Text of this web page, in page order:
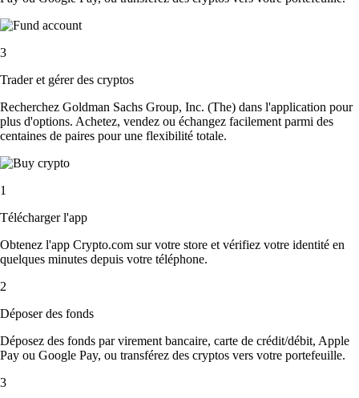
3
Trader et gérer des cryptos
Recherchez Goldman Sachs Group, Inc. (The) dans l'application pour
plus d'options. Achetez, vendez ou échangez facilement parmi des
centaines de paires pour une flexibilité totale.
1
Télécharger l'app
Obtenez l'app Crypto.com sur votre store et vérifiez votre identité en
quelques minutes depuis votre téléphone.
2
Déposer des fonds
Déposez des fonds par virement bancaire, carte de crédit/débit, Apple
Pay ou Google Pay, ou transférez des cryptos vers votre portefeuille.
3